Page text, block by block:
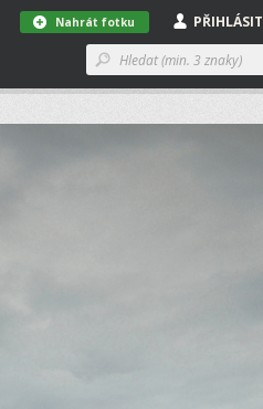
PŘIHLÁSIT
Nahrát fotku